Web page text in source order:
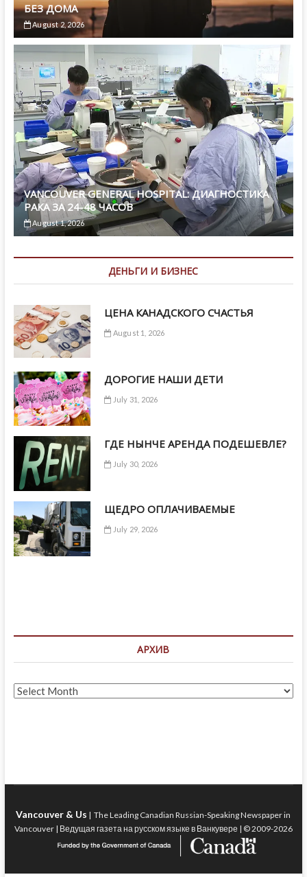
БЕЗ ДОМА
August 2, 2026
VANCOUVER GENERAL HOSPITAL: ДИАГНОСТИКА
РАКА ЗА 24-48 ЧАСОВ
August 1, 2026
ДЕНЬГИ И БИЗНЕС
ЦЕНА КАНАДСКОГО СЧАСТЬЯ
August 1, 2026
ДОРОГИЕ НАШИ ДЕТИ
July 31, 2026
ГДЕ НЫНЧЕ АРЕНДА ПОДЕШЕВЛЕ?
July 30, 2026
ЩЕДРО ОПЛАЧИВАЕМЫЕ
July 29, 2026
АРХИВ
Архив
Vancouver & Us | The Leading Canadian Russian-Speaking Newspaper in
Vancouver | Ведущая газета на русском языке в Ванкувере | © 2009-2026